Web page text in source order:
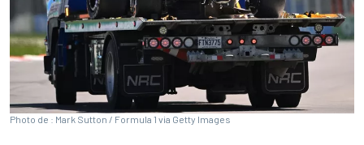
Photo de : Mark Sutton / Formula 1 via Getty Images